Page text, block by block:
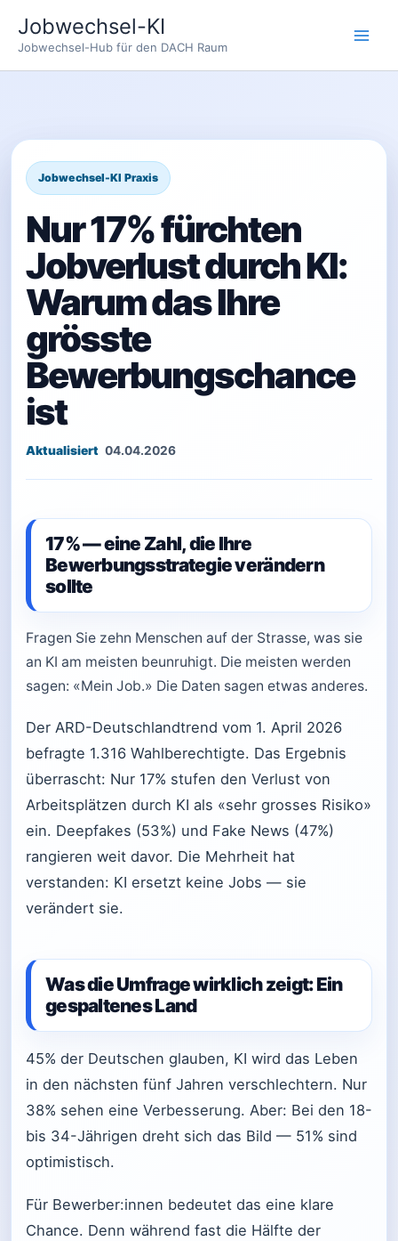
Inhalt
springen
Jobwechsel-KI
Jobwechsel-Hub für den DACH Raum
Nur 17% fürchten
Jobverlust durch KI:
Warum das Ihre
grösste
Bewerbungschance
ist
04.04.2026
17% — eine Zahl, die Ihre
Bewerbungsstrategie verändern
sollte
Fragen Sie zehn Menschen auf der Strasse, was sie
an KI am meisten beunruhigt. Die meisten werden
sagen: «Mein Job.» Die Daten sagen etwas anderes.
Der ARD-Deutschlandtrend vom 1. April 2026
befragte 1.316 Wahlberechtigte. Das Ergebnis
überrascht: Nur 17% stufen den Verlust von
Arbeitsplätzen durch KI als «sehr grosses Risiko»
ein. Deepfakes (53%) und Fake News (47%)
rangieren weit davor. Die Mehrheit hat
verstanden: KI ersetzt keine Jobs — sie
verändert sie.
Was die Umfrage wirklich zeigt: Ein
gespaltenes Land
45% der Deutschen glauben, KI wird das Leben
in den nächsten fünf Jahren verschlechtern. Nur
38% sehen eine Verbesserung. Aber: Bei den 18-
bis 34-Jährigen dreht sich das Bild — 51% sind
optimistisch.
Für Bewerber:innen bedeutet das eine klare
Chance. Denn während fast die Hälfte der